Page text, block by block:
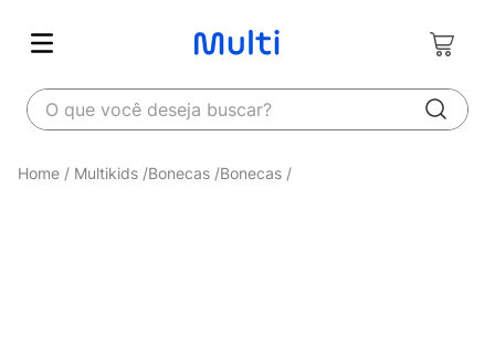
O que você deseja buscar?
Multikids Bonecas Bonecas